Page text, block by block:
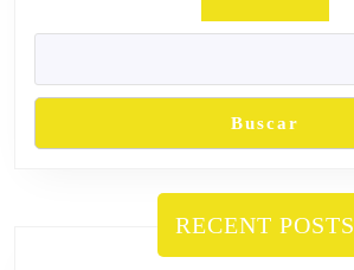
Buscar
RECENT POSTS